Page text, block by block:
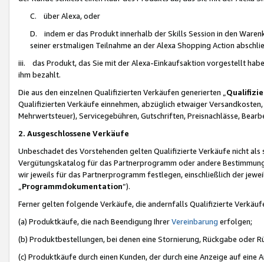
C. über Alexa, oder
D. indem er das Produkt innerhalb der Skills Session in den
seiner erstmaligen Teilnahme an der Alexa Shopping Action
iii. das Produkt, das Sie mit der Alexa-Einkaufsaktion vorgestellt
ihm bezahlt.
Die aus den einzelnen Qualifizierten Verkäufen generierten „
Qualifizierten Verkäufe einnehmen, abzüglich etwaiger
Mehrwertsteuer), Servicegebühren, Gutschriften, Preisnachlässe,
2. Ausgeschlossene Verkäufe
Unbeschadet des Vorstehenden gelten Qualifizierte Verkäufe nicht
Vergütungskatalog für das Partnerprogramm oder andere
wir jeweils für das Partnerprogramm festlegen, einschließlich der
Programmdokumentation“).
Ferner gelten folgende Verkäufe, die andernfalls Qualifizierte
(a) Produktkäufe, die nach Beendigung IhrerVereinbarung erfolgen;
(b) Produktbestellungen, bei denen eine Stornierung, Rückgabe oder
(c) Produktkäufe durch einen Kunden, der durch eine Anzeige auf